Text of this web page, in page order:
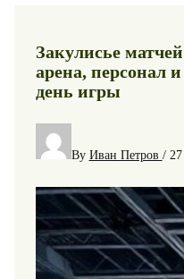
Закулисье
арена, персонал
день игры
By Иван Петров /